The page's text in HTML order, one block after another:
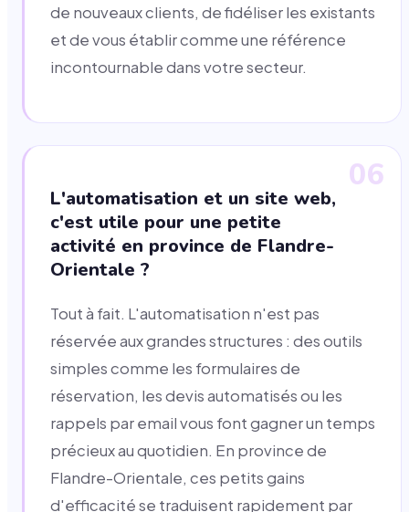
de nouveaux clients, de fidéliser les existants
et de vous établir comme une référence
incontournable dans votre secteur.
06
L'automatisation et un site web,
c'est utile pour une petite
activité en province de Flandre-
Orientale ?
Tout à fait. L'automatisation n'est pas
réservée aux grandes structures : des outils
simples comme les formulaires de
réservation, les devis automatisés ou les
rappels par email vous font gagner un temps
précieux au quotidien. En province de
Flandre-Orientale, ces petits gains
d'efficacité se traduisent rapidement par